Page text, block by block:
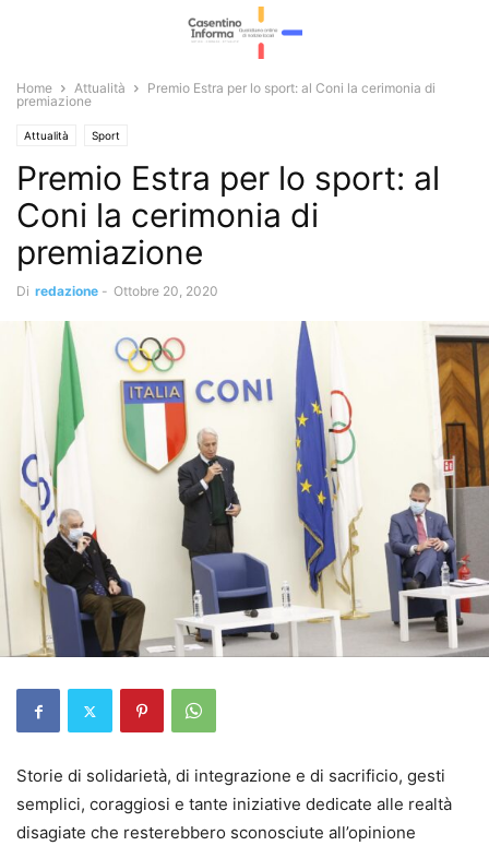
Home Attualità
Premio Estra per lo sport: al Coni la cerimonia di
premiazione
Attualità Sport
Premio Estra per lo sport: al
Coni la cerimonia di
premiazione
Di redazione - Ottobre 20, 2020
Storie di solidarietà, di integrazione e di sacrificio, gesti
semplici, coraggiosi e tante iniziative dedicate alle realtà
disagiate che resterebbero sconosciute all’opinione